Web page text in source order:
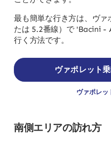
最も簡単な行き方は、ヴァ
たは 5.2番線）で 'Bacini -
行く方法です。
ヴァポレット
ヴァポレッ
南側エリアの訪れ方